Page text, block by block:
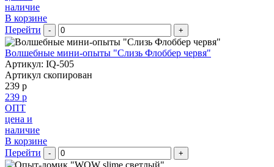
наличие
В корзине
Перейти
- +
Волшебные мини-опыты "Слизь Флоббер червя"
Артикул: IQ-505
Артикул скопирован
239 р
239 р
ОПТ
цена и
наличие
В корзине
Перейти
- +